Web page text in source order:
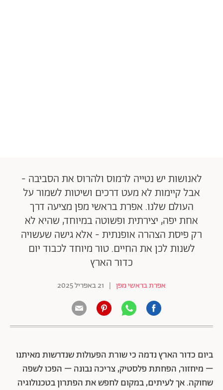
לאנושות יש נטייה לרמוס ולהרוס את הסביבה -
אבל קיימות לא מעט דרכים ושיטות לשמור על
העולם שלנו. אפרת בראשי מפן מציעה דרך
אחת יפה, יצירתית ופשוטה במיוחד, שהיא לא
רק פיסת הצהרה אופנתית - אלא גישה שעשויה
לשנות לכן את החיים. טור מיוחד לכבוד יום
כדור הארץ
אפרת בראשי מפן | 21 באפריל 2025
ביום כדור הארץ נדמה כי שורת הפעולות שנדרשות מאיתנו
– מיחזור, הפחתת פלסטיק, צריכה נבונה – הפכו לשפה
שחוקה. אך לעיתים, במקום לחפש את הפתרון בטכנולוגיה